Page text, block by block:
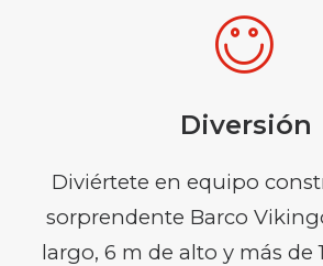
Diversión
Diviértete en equipo
sorprendente Barco
largo, 6 m de alto y más de